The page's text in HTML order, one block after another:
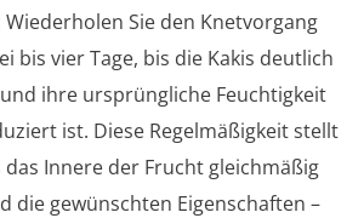
Wiederholen Sie den Knetvorgang
bis vier Tage, bis die Kakis deutlich
ihre ursprüngliche Feuchtigkeit
ist. Diese Regelmäßigkeit stellt
das Innere der Frucht gleichmäßig
die gewünschten Eigenschaften –